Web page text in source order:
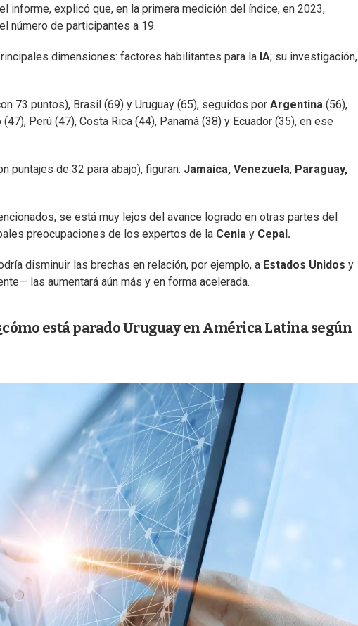
informe, explicó que, en la primera medición del índice, en 2023,
número de participantes a 19.
dimensiones: factores habilitantes para la IA; su investigación,
73 puntos), Brasil (69) y Uruguay (65), seguidos por Argentina (56),
Perú (47), Costa Rica (44), Panamá (38) y Ecuador (35), en ese
puntajes de 32 para abajo), figuran: Jamaica, Venezuela, Paraguay,
se está muy lejos del avance logrado en otras partes del
preocupaciones de los expertos de la Cenia y Cepal.
disminuir las brechas en relación, por ejemplo, a Estados Unidos y
las aumentará aún más y en forma acelerada.
está parado Uruguay en América Latina según